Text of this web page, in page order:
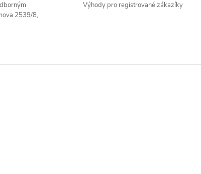
2539/8,
Výhody pro registrované zákazíky